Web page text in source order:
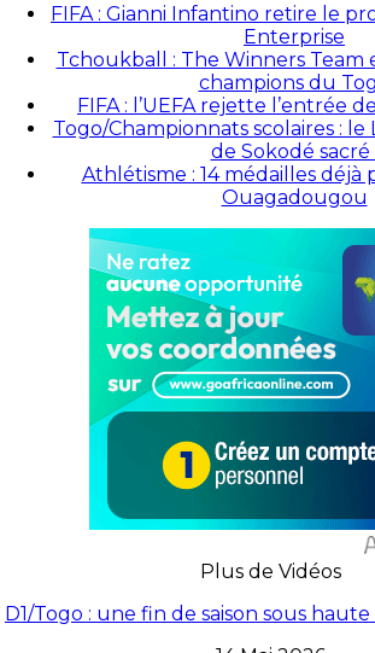
FIFA : Gianni Infantino retire le
Enterprise
Tchoukball : The Winners Team
champions du
FIFA : l’UEFA rejette l’entrée
Togo/Championnats scolaires :
de Sokodé sacré
Athlétisme : 14 médailles déjà
Ouagadougou
Plus de Vidéos
D1/Togo : une fin de saison sous